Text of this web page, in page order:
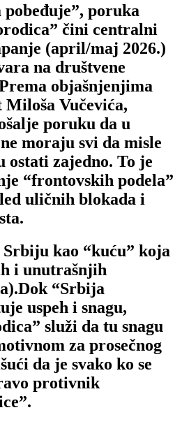
, poruka
čini centralni
(april/maj 2026.)
na društvene
objašnjenjima
Vučevića,
poruku da u
moraju svi da misle
ostati zajedno. To je
“frontovskih podela”
uličnih blokada i
kao “kuću” koja
i unutrašnjih
“Srbija
uspeh i snagu,
služi da tu snagu
za prosečnog
da je svako ko se
protivnik